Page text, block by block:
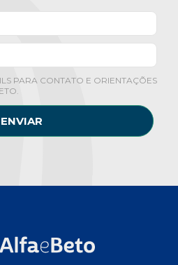
PARA CONTATO E ORIENTAÇÕES
ENVIAR